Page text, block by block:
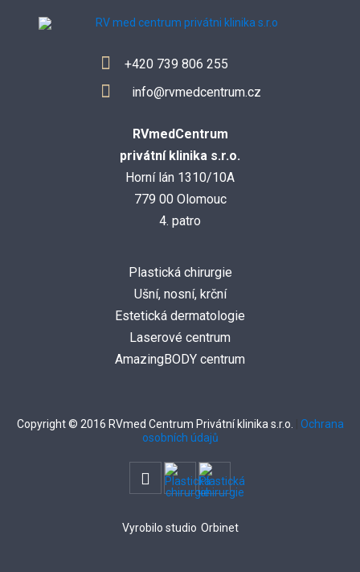
+420 739 806 255
info@rvmedcentrum.cz
RVmedCentrum
privátní klinika s.r.o.
Horní lán 1310/10A
779 00 Olomouc
4. patro
Plastická chirurgie
Ušní, nosní, krční
Estetická dermatologie
Laserové centrum
AmazingBODY centrum
Copyright © 2016 RVmed Centrum Privátní klinika s.r.o.
Ochrana
osobních údajů
Vyrobilo studio Orbinet